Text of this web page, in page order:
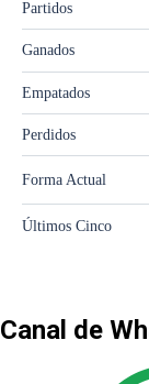
Canal de